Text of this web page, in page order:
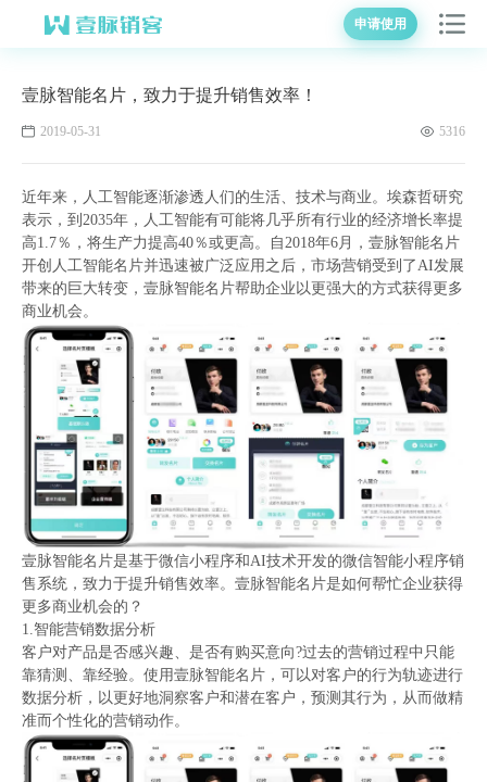
申请使用
壹脉智能名片，致力于提升销售效率！
2019-05-31 5316
近年来，人工智能逐渐渗透人们的生活、技术与商业。埃森哲研究
表示，到2035年，人工智能有可能将几乎所有行业的经济增长率提
高1.7％，将生产力提高40％或更高。自2018年6月，壹脉智能名片
开创人工智能名片并迅速被广泛应用之后，市场营销受到了AI发展
带来的巨大转变，壹脉智能名片帮助企业以更强大的方式获得更多
商业机会。
壹脉智能名片是基于微信小程序和AI技术开发的微信智能小程序销
售系统，致力于提升销售效率。壹脉智能名片是如何帮忙企业获得
更多商业机会的？
1.智能营销数据分析
客户对产品是否感兴趣、是否有购买意向?过去的营销过程中只能
靠猜测、靠经验。使用壹脉智能名片，可以对客户的行为轨迹进行
数据分析，以更好地洞察客户和潜在客户，预测其行为，从而做精
准而个性化的营销动作。